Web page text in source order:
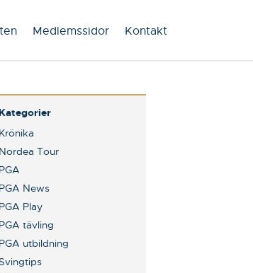
Medlemssidor Kontakt
Kategorier
Krönika
Nordea Tour
PGA
PGA News
PGA Play
PGA tävling
PGA utbildning